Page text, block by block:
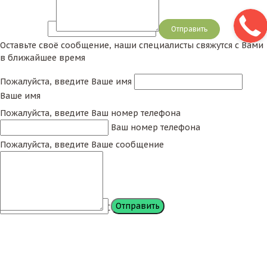
Сообщение
Оставьте своё сообщение, наши специалисты свяжутся с Вами
в ближайшее время
Пожалуйста, введите Ваше имя
Ваше имя
Пожалуйста, введите Ваш номер телефона
Ваш номер телефона
Пожалуйста, введите Ваше сообщение
Сообщение